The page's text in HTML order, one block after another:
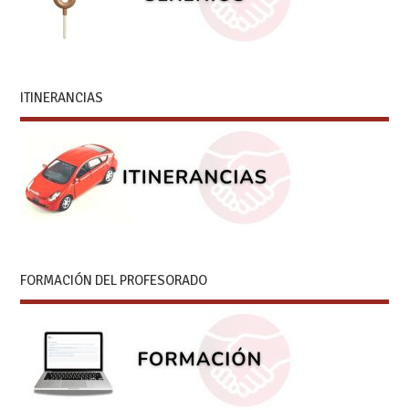
ITINERANCIAS
FORMACIÓN DEL PROFESORADO